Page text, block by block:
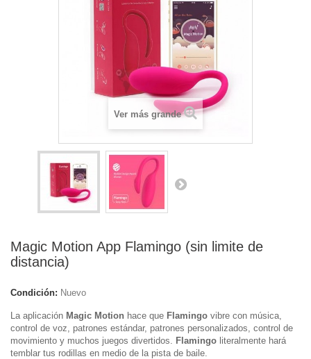
Ver más grande
Magic Motion App Flamingo (sin limite de
distancia)
Condición: Nuevo
La aplicación Magic Motion hace que Flamingo vibre con música,
control de voz, patrones estándar, patrones personalizados, control de
movimiento y muchos juegos divertidos. Flamingo literalmente hará
temblar tus rodillas en medio de la pista de baile.